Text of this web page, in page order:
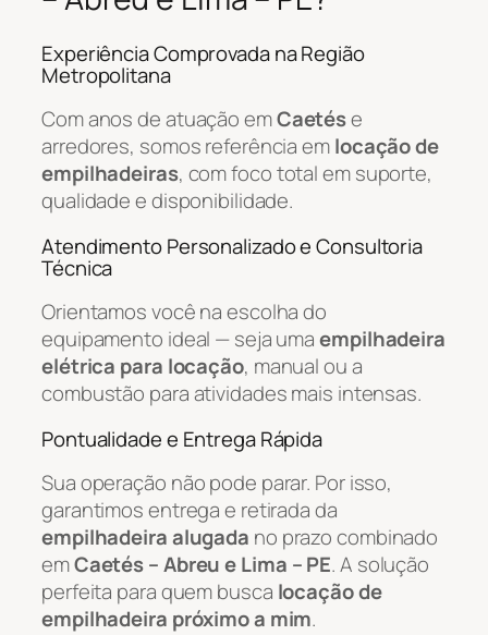
Experiência Comprovada na Região
Metropolitana
Com anos de atuação emCaetése
arredores, somos referência emlocação de
empilhadeiras, com foco total em suporte,
qualidade e disponibilidade.
Atendimento Personalizado e Consultoria
Técnica
Orientamos você na escolha do
equipamento ideal — seja umaempilhadeira
elétrica para locação, manual ou a
combustão para atividades mais intensas.
Pontualidade e Entrega Rápida
Sua operação não pode parar. Por isso,
garantimos entrega e retirada da
empilhadeira alugada no prazo combinado
emCaetés – Abreu e Lima – PE. A solução
perfeita para quem busca locação de
empilhadeira próximo a mim.